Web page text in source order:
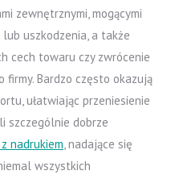
zewnętrznymi, mogącymi
uszkodzenia, a także
cech towaru czy zwrócenie
Bardzo często okazują
ułatwiając przeniesienie
szczególnie dobrze
nadrukiem, nadające się
wszystkich